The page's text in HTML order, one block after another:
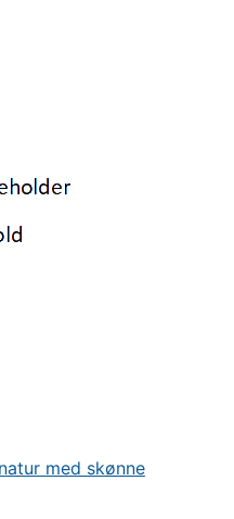
med skønne